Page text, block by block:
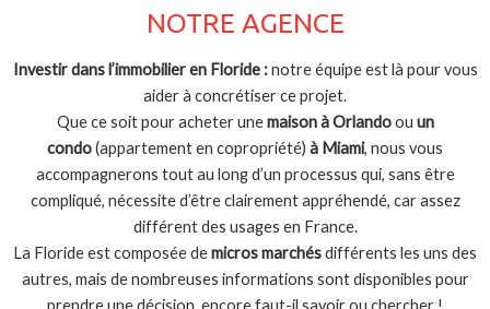
NOTRE AGENCE
Investir dans l’immobilier en Floride :notre équipe est là pour vous
aider à concrétiser ce projet.
Que ce soit pour acheter unemaison à Orlandoou un
condo(appartement en copropriété) à Miami, nous vous
accompagnerons tout au long d’un processus qui, sans être
compliqué, nécessite d’être clairement appréhendé, car assez
différent des usages en France.
La Floride est composée demicros marchésdifférents les uns des
autres, mais de nombreuses informations sont disponibles pour
prendre une décision, encore faut-il savoir ou chercher !